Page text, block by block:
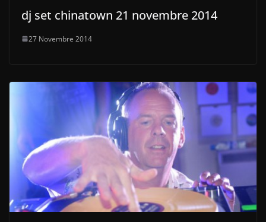
dj set chinatown 21 novembre 2014
27 Novembre 2014